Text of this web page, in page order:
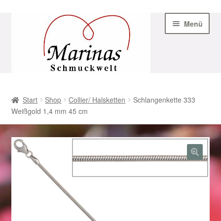
Navigation
Menü
AGB
Beispiel-Seite
Datenschutz
Geschenke zu Ostern 2023
Geschenke zu Ostern 2024
Start Shop Collier/ Halsketten
Schlangenkette 333
Weißgold 1,4 mm 45 cm